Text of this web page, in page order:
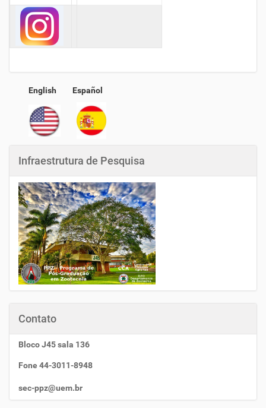
English Español
Infraestrutura de Pesquisa
Contato
Bloco J45 sala 136
Fone 44-3011-8948
sec-ppz@uem.br